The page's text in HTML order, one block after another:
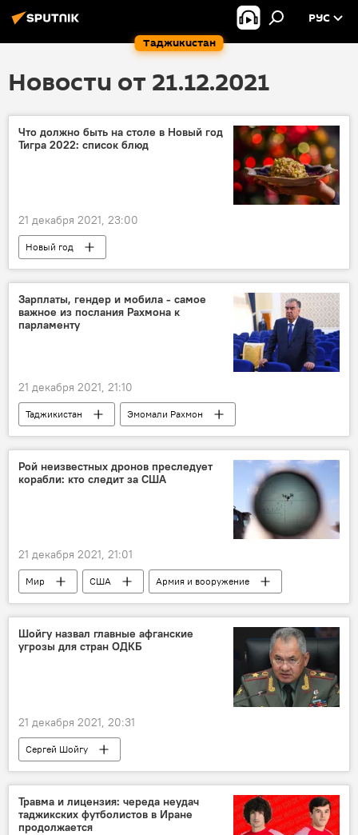
Таджикистан
РУС
Новости от 21.12.2021
Что должно быть на столе в Новый год
Тигра 2022: список блюд
21 декабря 2021, 23:00
Новый год
Гороскопы и астрологические прогнозы для всех знаков зодиака на 2026 год
Зарплаты, гендер и мобила - самое
важное из послания Рахмона к
парламенту
21 декабря 2021, 21:10
Таджикистан
Эмомали Рахмон
Экономика
Политика
Энергетика
Образование
Рой неизвестных дронов преследует
корабли: кто следит за США
21 декабря 2021, 21:01
Мир США Армия и вооружение
Шойгу назвал главные афганские
угрозы для стран ОДКБ
21 декабря 2021, 20:31
Сергей Шойгу
Афганистан и Таджикистан: новости на границе
ОДКБ
терроризм
Травма и лицензия: череда неудач
таджикских футболистов в Иране
продолжается